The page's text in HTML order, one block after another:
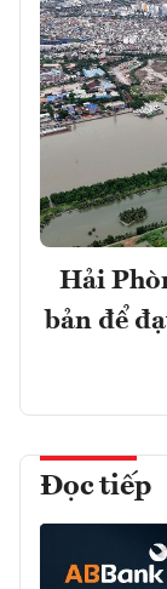
Hải
bản để
Đọc tiếp